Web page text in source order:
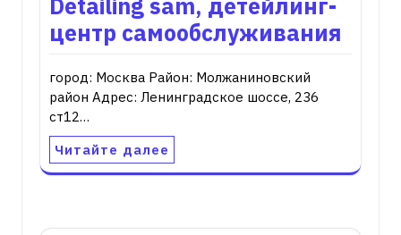
центр самообслуживания
город: Москва Район: Молжаниновский
район Адрес: Ленинградское шоссе, 236
ст12…
Читайте далее